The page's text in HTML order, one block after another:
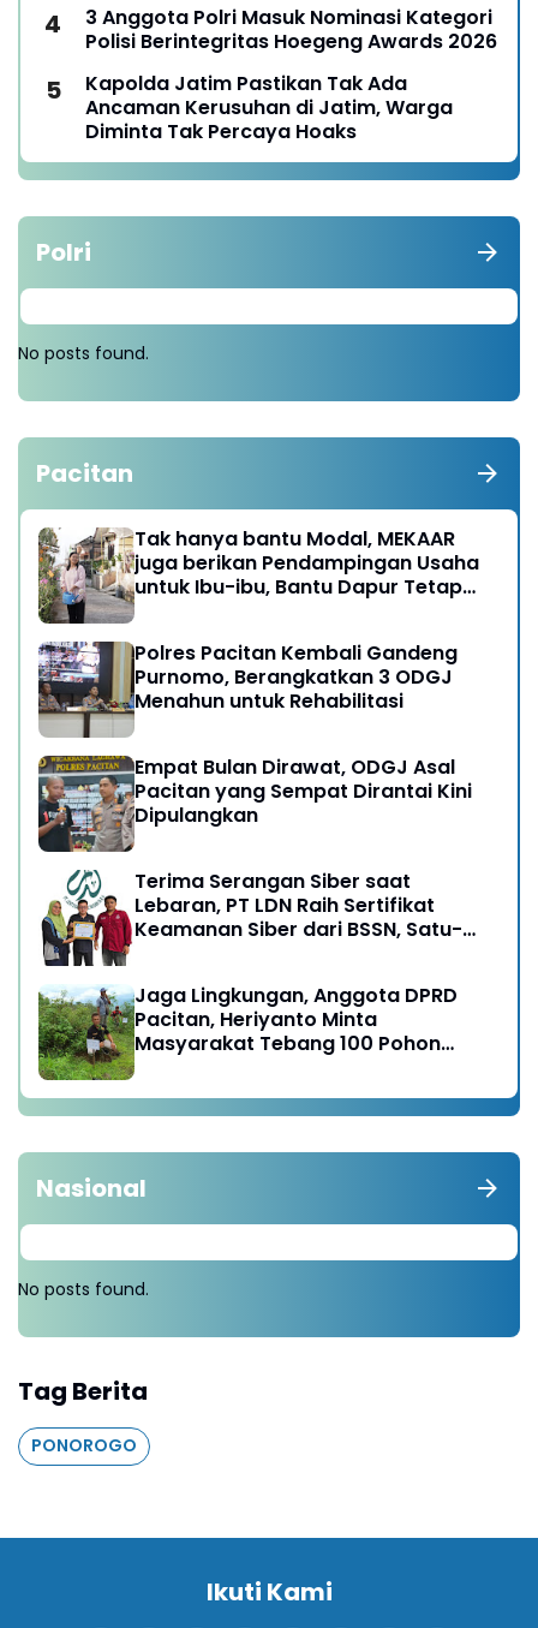
3 Anggota Polri Masuk Nominasi Kategori
Polisi Berintegritas Hoegeng Awards 2026
Kapolda Jatim Pastikan Tak Ada
Ancaman Kerusuhan di Jatim, Warga
Diminta Tak Percaya Hoaks
Polri
No posts found.
Pacitan
Tak hanya bantu Modal, MEKAAR
juga berikan Pendampingan Usaha
untuk Ibu-ibu, Bantu Dapur Tetap
Polres Pacitan Kembali Gandeng
Purnomo, Berangkatkan 3 ODGJ
Menahun untuk Rehabilitasi
Empat Bulan Dirawat, ODGJ Asal
Pacitan yang Sempat Dirantai Kini
Dipulangkan
Terima Serangan Siber saat
Lebaran, PT LDN Raih Sertifikat
Keamanan Siber dari BSSN, Satu-
Jaga Lingkungan, Anggota DPRD
Pacitan, Heriyanto Minta
Masyarakat Tebang 100 Pohon
Nasional
No posts found.
Tag Berita
PONOROGO
Ikuti Kami